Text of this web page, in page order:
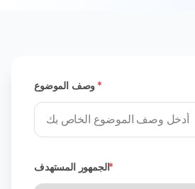
وصف الموضوع*
الجمهور المستهدف*